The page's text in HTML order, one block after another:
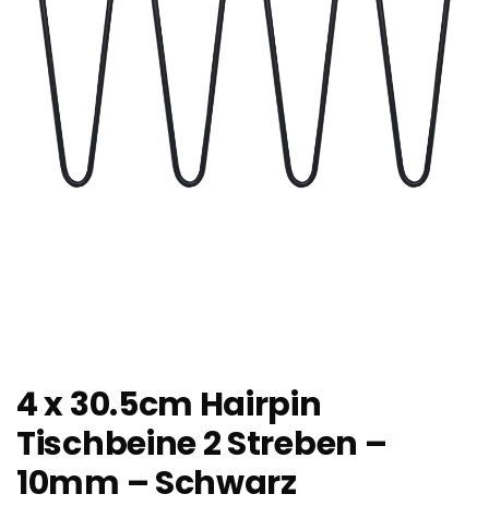
4 x 30.5cm Hairpin
Tischbeine 2 Streben –
10mm – Schwarz